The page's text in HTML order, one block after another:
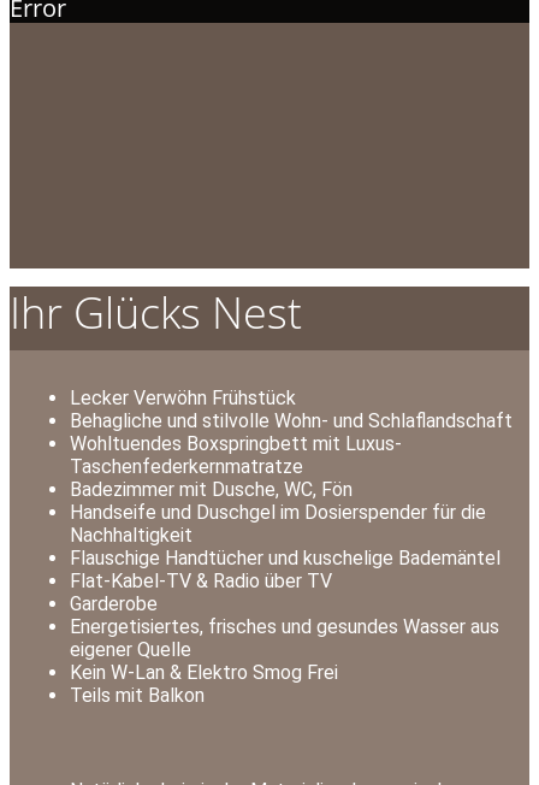
Error
Ihr Glücks Nest
Lecker Verwöhn Frühstück
Behagliche und stilvolle Wohn- und Schlaflandschaft
Wohltuendes Boxspringbett mit Luxus-
Taschenfederkernmatratze
Badezimmer mit Dusche, WC, Fön
Handseife und Duschgel im Dosierspender für die
Nachhaltigkeit
Flauschige Handtücher und kuschelige Bademäntel
Flat-Kabel-TV & Radio über TV
Garderobe
Energetisiertes, frisches und gesundes Wasser aus
eigener Quelle
Kein W-Lan & Elektro Smog Frei
Teils mit Balkon